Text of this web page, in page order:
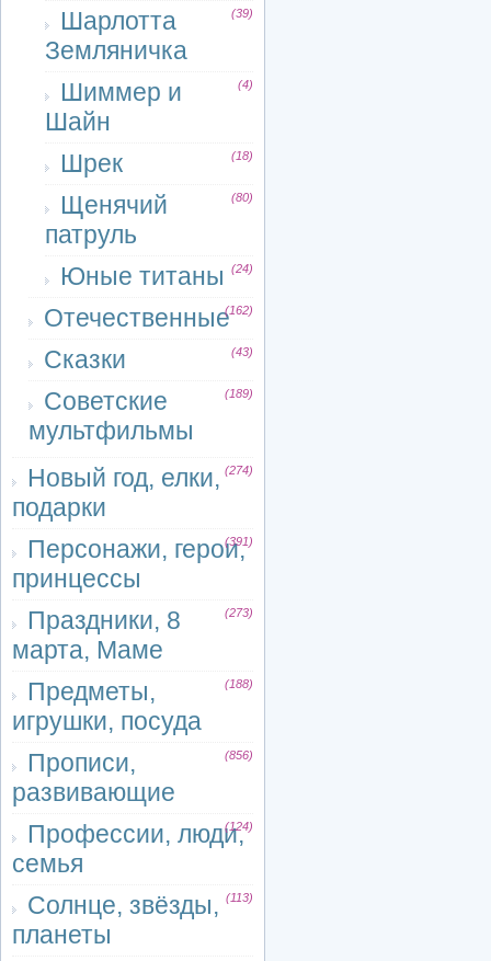
Шарлотта
Земляничка
(39)
Шиммер и
Шайн
(4)
Шрек (18)
Щенячий
патруль
(80)
Юные титаны (24)
Отечественные(162)
Сказки (43)
Советские
мультфильмы
(189)
Новый год, елки,
подарки
(274)
Персонажи, герои,
принцессы
(391)
Праздники, 8
марта, Маме
(273)
Предметы,
игрушки, посуда
(188)
Прописи,
развивающие
(856)
Профессии, люди,
семья
(124)
Солнце, звёзды,
планеты
(113)